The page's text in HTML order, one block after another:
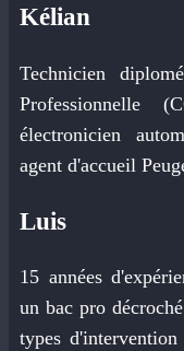
Kélian
Technicien
Professionnelle
électronicien
agent d'accueil
Luis
15 années
un bac pro
types